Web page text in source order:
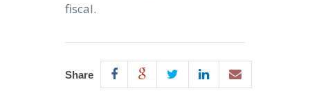
fiscal.
Share